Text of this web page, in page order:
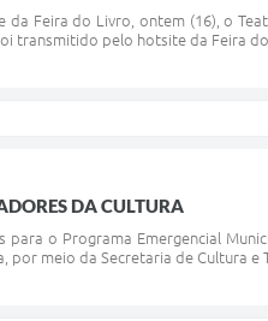
Feira do Livro, ontem (16), o
transmitido pelo hotsite da Feira do
DA CULTURA
o Programa Emergencial
meio da Secretaria de Cultura e